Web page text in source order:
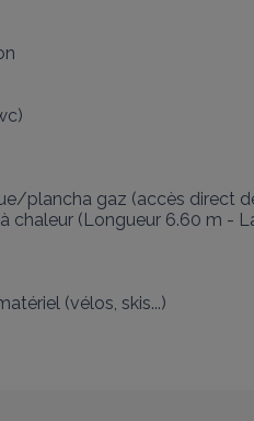
plancha gaz (accès direct
chaleur (Longueur 6.60 m -
(vélos, skis...)